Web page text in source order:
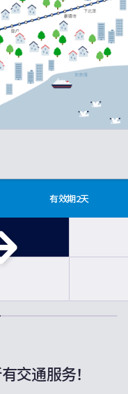
有效期2天
交通服务！